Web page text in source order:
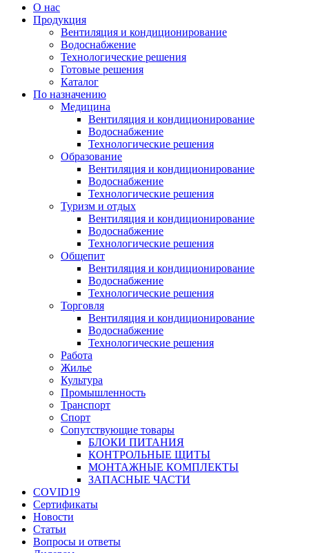
О нас
Продукция
Вентиляция и кондиционирование
Водоснабжение
Технологические решения
Готовые решения
Каталог
По назначению
Медицина
Вентиляция и кондиционирование
Водоснабжение
Технологические решения
Образование
Вентиляция и кондиционирование
Водоснабжение
Технологические решения
Туризм и отдых
Вентиляция и кондиционирование
Водоснабжение
Технологические решения
Общепит
Вентиляция и кондиционирование
Водоснабжение
Технологические решения
Торговля
Вентиляция и кондиционирование
Водоснабжение
Технологические решения
Работа
Жилье
Культура
Промышленность
Транспорт
Спорт
Сопутствующие товары
БЛОКИ ПИТАНИЯ
КОНТРОЛЬНЫЕ ЩИТЫ
МОНТАЖНЫЕ КОМПЛЕКТЫ
ЗАПАСНЫЕ ЧАСТИ
COVID19
Сертификаты
Новости
Статьи
Вопросы и ответы